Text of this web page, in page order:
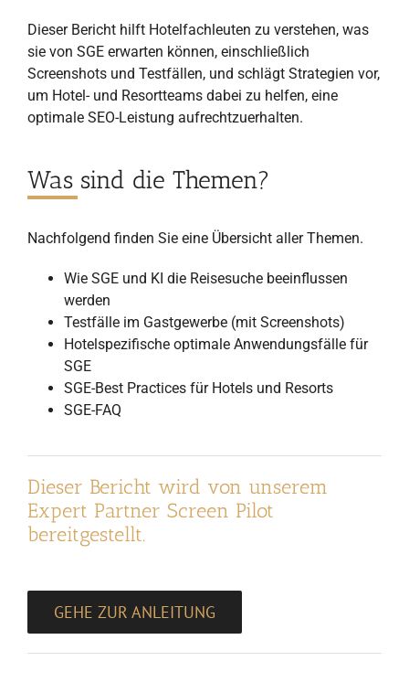
Dieser Bericht hilft Hotelfachleuten zu verstehen, was
sie von SGE erwarten können, einschließlich
Screenshots und Testfällen, und schlägt Strategien vor,
um Hotel- und Resortteams dabei zu helfen, eine
optimale SEO-Leistung aufrechtzuerhalten.
Was sind die Themen?
Nachfolgend finden Sie eine Übersicht aller Themen.
Wie SGE und KI die Reisesuche beeinflussen
werden
Testfälle im Gastgewerbe (mit Screenshots)
Hotelspezifische optimale Anwendungsfälle für
SGE
SGE-Best Practices für Hotels und Resorts
SGE-FAQ
Dieser Bericht wird von unserem
Expert Partner Screen Pilot
bereitgestellt.
GEHE ZUR ANLEITUNG